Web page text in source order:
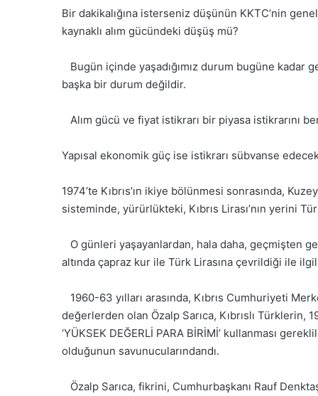
Bir dakikalığına isterseniz düşünün KKTC’nin
kaynaklı alım gücündeki düşüş mü?
Bugün içinde yaşadığımız durum bugüne kadar
başka bir durum değildir.
Alım gücü ve fiyat istikrarı bir piyasa istikrarını
Yapısal ekonomik güç ise istikrarı sübvanse
1974’te Kıbrıs’ın ikiye bölünmesi sonrasında,
sisteminde, yürürlükteki, Kıbrıs Lirası’nın yerini
O günleri yaşayanlardan, hala daha, geçmişten
altında çapraz kur ile Türk Lirasına çevrildiği ile
1960-63 yılları arasında, Kıbrıs Cumhuriyeti
değerlerden olan Özalp Sarıca, Kıbrıslı Türklerin,
‘YÜKSEK DEĞERLİ PARA BİRİMİ’ kullanması
olduğunun savunucularındandı.
Özalp Sarıca, fikrini, Cumhurbaşkanı Rauf